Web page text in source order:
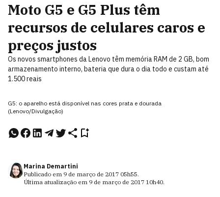
Moto G5 e G5 Plus têm
recursos de celulares caros e
preços justos
Os novos smartphones da Lenovo têm memória RAM de 2 GB, bom
armazenamento interno, bateria que dura o dia todo e custam até
1.500 reais
G5: o aparelho está disponível nas cores prata e dourada
(Lenovo/Divulgação)
Marina Demartini
Publicado em 9 de março de 2017 05h55.
Última atualização em 9 de março de 2017 10h40.